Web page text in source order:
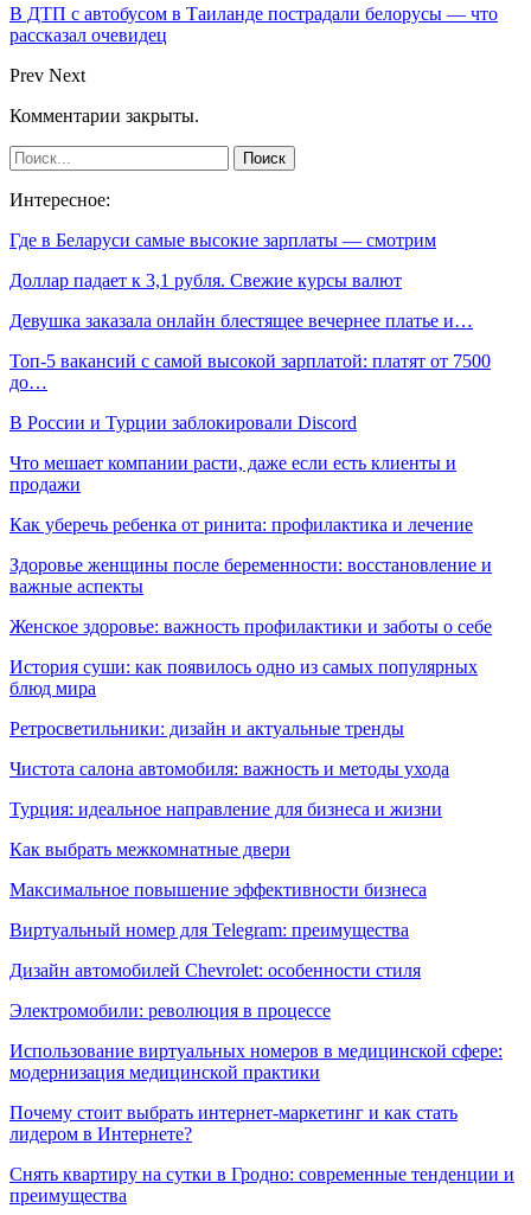
В ДТП с автобусом в Таиланде пострадали белорусы — что
рассказал очевидец
Prev Next
Комментарии закрыты.
Интересное:
Где в Беларуси самые высокие зарплаты — смотрим
Доллар падает к 3,1 рубля. Свежие курсы валют
Девушка заказала онлайн блестящее вечернее платье и…
Топ-5 вакансий с самой высокой зарплатой: платят от 7500
до…
В России и Турции заблокировали Discord
Что мешает компании расти, даже если есть клиенты и
продажи
Как уберечь ребенка от ринита: профилактика и лечение
Здоровье женщины после беременности: восстановление и
важные аспекты
Женское здоровье: важность профилактики и заботы о себе
История суши: как появилось одно из самых популярных
блюд мира
Ретросветильники: дизайн и актуальные тренды
Чистота салона автомобиля: важность и методы ухода
Турция: идеальное направление для бизнеса и жизни
Как выбрать межкомнатные двери
Максимальное повышение эффективности бизнеса
Виртуальный номер для Telegram: преимущества
Дизайн автомобилей Chevrolet: особенности стиля
Электромобили: революция в процессе
Использование виртуальных номеров в медицинской сфере:
модернизация медицинской практики
Почему стоит выбрать интернет-маркетинг и как стать
лидером в Интернете?
Снять квартиру на сутки в Гродно: современные тенденции и
преимущества